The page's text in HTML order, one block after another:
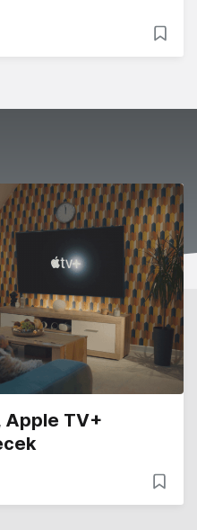
Apple TV+